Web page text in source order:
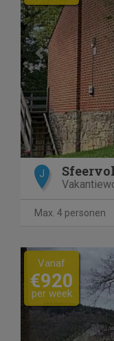
J
Max. 4 personen
Previous
Vanaf
€920
per week